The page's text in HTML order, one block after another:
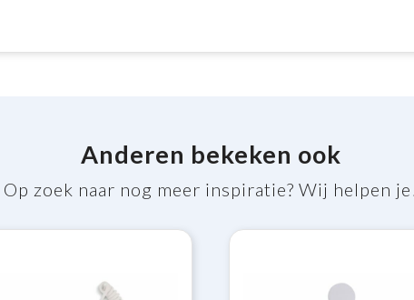
Anderen bekeken ook
Op zoek naar nog meer inspiratie? Wij helpen